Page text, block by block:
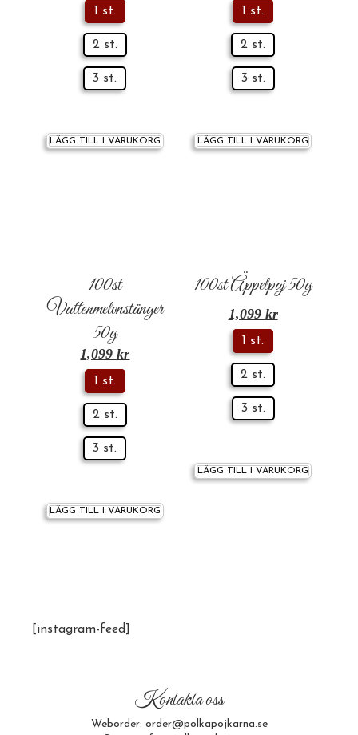
1 st.
2 st.
3 st.
LÄGG TILL I VARUKORG
1 st.
2 st.
3 st.
LÄGG TILL I VARUKORG
100st
Vattenmelonstänger
50g
1,099kr
1 st.
2 st.
3 st.
LÄGG TILL I VARUKORG
100st Äppelpaj 50g
1,099 kr
1 st.
2 st.
3 st.
LÄGG TILL I VARUKORG
[instagram-feed]
Kontakta oss
Weborder: order@polkapojkarna.se